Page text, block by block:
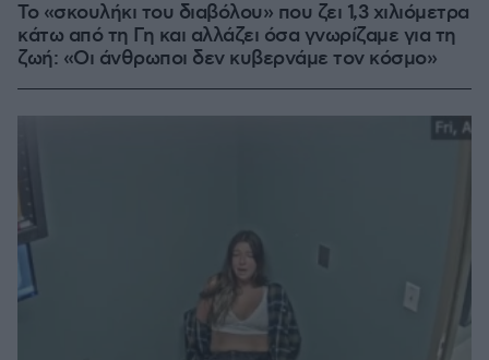
Το «σκουλήκι του διαβόλου» που ζει 1,3 χιλιόμετρα
κάτω από τη Γη και αλλάζει όσα γνωρίζαμε για τη
ζωή: «Οι άνθρωποι δεν κυβερνάμε τον κόσμο»